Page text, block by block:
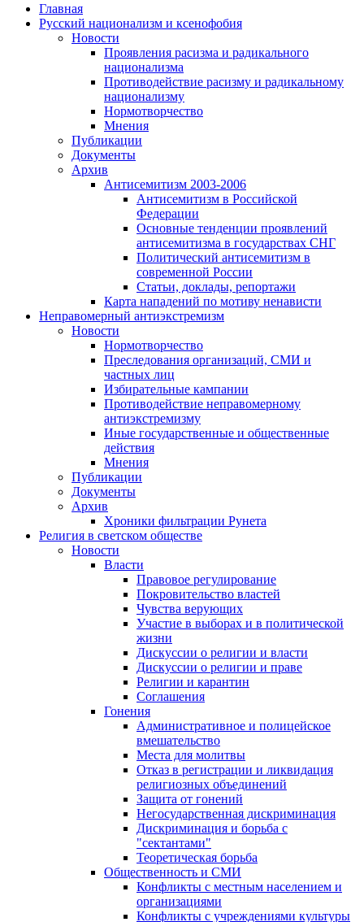
Главная
Русский национализм и ксенофобия
Новости
Проявления расизма и радикального
национализма
Противодействие расизму и радикальному
национализму
Нормотворчество
Мнения
Публикации
Документы
Архив
Антисемитизм 2003-2006
Антисемитизм в Российской
Федерации
Основные тенденции проявлений
антисемитизма в государствах СНГ
Политический антисемитизм в
современной России
Статьи, доклады, репортажи
Карта нападений по мотиву ненависти
Неправомерный антиэкстремизм
Новости
Нормотворчество
Преследования организаций, СМИ и
частных лиц
Избирательные кампании
Противодействие неправомерному
антиэкстремизму
Иные государственные и общественные
действия
Мнения
Публикации
Документы
Архив
Хроники фильтрации Рунета
Религия в светском обществе
Новости
Власти
Правовое регулирование
Покровительство властей
Чувства верующих
Участие в выборах и в политической
жизни
Дискуссии о религии и власти
Дискуссии о религии и праве
Религии и карантин
Соглашения
Гонения
Административное и полицейское
вмешательство
Места для молитвы
Отказ в регистрации и ликвидация
религиозных объединений
Защита от гонений
Негосударственная дискриминация
Дискриминация и борьба с
"сектантами"
Теоретическая борьба
Общественность и СМИ
Конфликты с местным населением и
организациями
Конфликты с учреждениями культуры